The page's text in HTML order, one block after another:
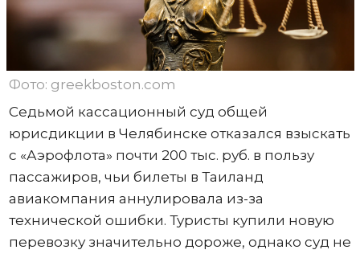
Фото: greekboston.com
Седьмой кассационный суд общей
юрисдикции в Челябинске отказался взыскать
с «Аэрофлота» почти 200 тыс. руб. в пользу
пассажиров, чьи билеты в Таиланд
авиакомпания аннулировала из-за
технической ошибки. Туристы купили новую
перевозку значительно дороже, однако суд не